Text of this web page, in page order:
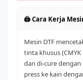
🖨️ Cara Kerja
Mesin DTF
tinta khusus
dan di-cure
press ke kain